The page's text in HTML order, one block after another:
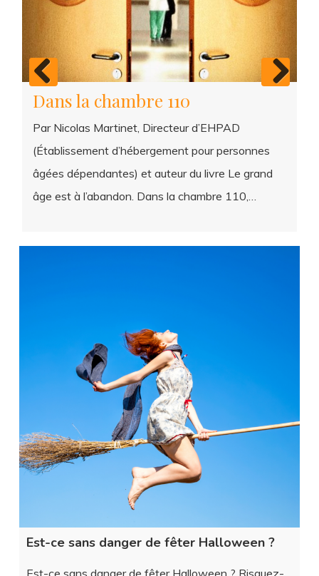
Enquête sur la mort de Dieu (1) :
recherche athées
désespérément
Dans son magistral essai Réussir sa mort, le
à tous (croyants…
Dans la chambre 110
Previous Next
Est-ce sans danger de fêter Halloween ?
Est-ce sans danger de fêter Halloween ? Risquez-